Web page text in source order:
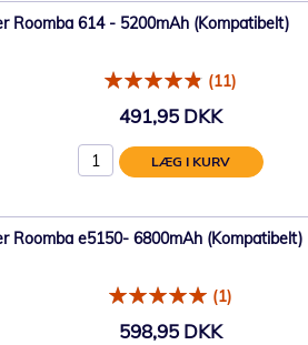
Roomba 614 - 5200mAh (Kompatibelt)
(11)
491,95 DKK
LÆG I KURV
Roomba e5150- 6800mAh (Kompatibelt)
(1)
598,95 DKK